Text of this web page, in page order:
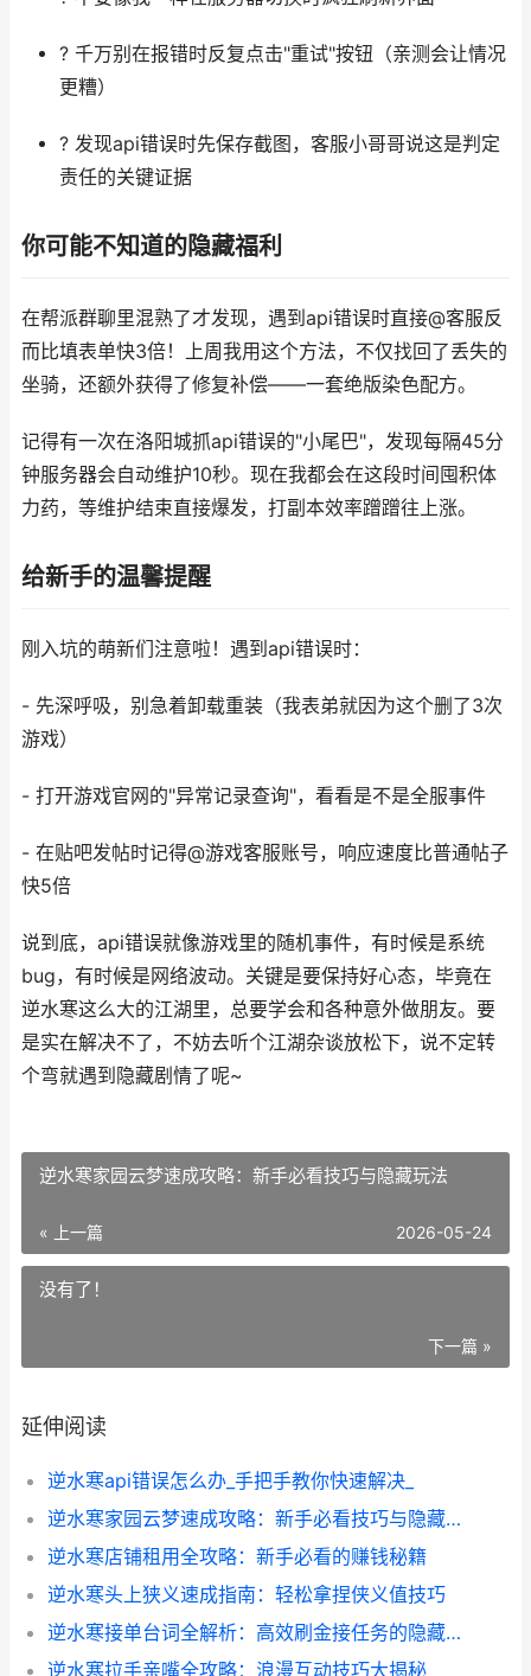
? 千万别在报错时反复点击"重试"按钮（亲测会让情况
更糟）
? 发现api错误时先保存截图，客服小哥哥说这是判定
责任的关键证据
你可能不知道的隐藏福利
在帮派群聊里混熟了才发现，遇到api错误时直接@客服反
而比填表单快3倍！上周我用这个方法，不仅找回了丢失的
坐骑，还额外获得了修复补偿——一套绝版染色配方。
记得有一次在洛阳城抓api错误的"小尾巴"，发现每隔45分
钟服务器会自动维护10秒。现在我都会在这段时间囤积体
力药，等维护结束直接爆发，打副本效率蹭蹭往上涨。
给新手的温馨提醒
刚入坑的萌新们注意啦！遇到api错误时：
- 先深呼吸，别急着卸载重装（我表弟就因为这个删了3次
游戏）
- 打开游戏官网的"异常记录查询"，看看是不是全服事件
- 在贴吧发帖时记得@游戏客服账号，响应速度比普通帖子
快5倍
说到底，api错误就像游戏里的随机事件，有时候是系统
bug，有时候是网络波动。关键是要保持好心态，毕竟在
逆水寒这么大的江湖里，总要学会和各种意外做朋友。要
是实在解决不了，不妨去听个江湖杂谈放松下，说不定转
个弯就遇到隐藏剧情了呢~
逆水寒家园云梦速成攻略：新手必看技巧与隐藏玩法
« 上一篇 2026-05-24
没有了！
下一篇 »
延伸阅读
逆水寒api错误怎么办_手把手教你快速解决_
逆水寒家园云梦速成攻略：新手必看技巧与隐藏玩法
逆水寒店铺租用全攻略：新手必看的赚钱秘籍
逆水寒头上狭义速成指南：轻松拿捏侠义值技巧
逆水寒接单台词全解析：高效刷金接任务的隐藏技巧
逆水寒拉手亲嘴全攻略：浪漫互动技巧大揭秘